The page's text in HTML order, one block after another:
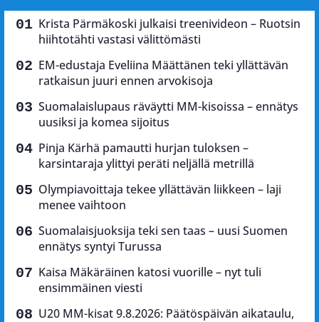
Krista Pärmäkoski julkaisi treenivideon – Ruotsin
hiihtotähti vastasi välittömästi
EM-edustaja Eveliina Määttänen teki yllättävän
ratkaisun juuri ennen arvokisoja
Suomalaislupaus räväytti MM-kisoissa – ennätys
uusiksi ja komea sijoitus
Pinja Kärhä pamautti hurjan tuloksen –
karsintaraja ylittyi peräti neljällä metrillä
Olympiavoittaja tekee yllättävän liikkeen – laji
menee vaihtoon
Suomalaisjuoksija teki sen taas – uusi Suomen
ennätys syntyi Turussa
Kaisa Mäkäräinen katosi vuorille – nyt tuli
ensimmäinen viesti
U20 MM-kisat 9.8.2026: Päätöspäivän aikataulu,